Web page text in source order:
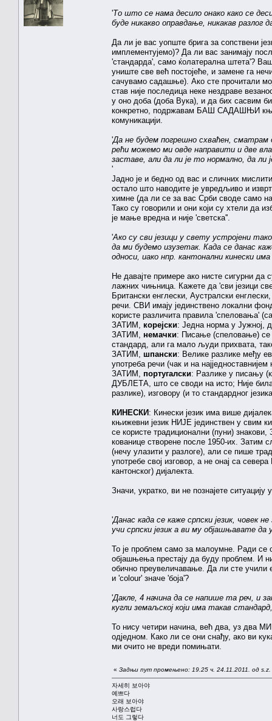
'То што се нама десило онако како се
буде никакво оправдање, никакав разлог
Да ли је вас уопште брига за сопствени
имплементујемо)? Да ли вас занимају
'стандарда', само ќолатерална штета'?
униште све већ постојеће, и замене га
сачувамо садашње). Ако сте прочитали
став није последица неке нездраве
у оно доба (доба Вука), и да бих сасвим
конкретно, подржавам БАШ САДАШЊИ
комуникацији.
'Да не будем погрешно схваћен, сматрам
рећи можемо ми овде направити и две
заставе, али да ли је то нормално, да
'
Јадно је и бедно од вас и сличних
остало што наводите је увредљиво и
химне (да ли се за вас Срби своде само
Тако су говорили и они који су хтели да
је мање вредна и није 'светска''.
'Ако су сви језици у свету устројени
да ми будемо изузетак. Када се данас
односи, иако нпр. кантонални кинески
Не давајте примере ако нисте сигурни
лажних чињница. Кажете да 'сви језици
Британски енглески, Аустралски
речи. СВИ имају јединствено локални
користе различита правила 'спеловања'
ЗАТИМ, корејски: Једна норма у Јужној,
ЗАТИМ, немачки: Писање (спеловање) се
стандард, али га мало људи прихвата,
ЗАТИМ, шпански: Велике разлике међу
употреба речи (чак и на
ЗАТИМ, португалски: Разлике у писању
ДУБЛЕТА, што се своди на исто; Није
разлике), изговору (и то стандардног
КИНЕСКИ: Кинески језик има више
књижевни језик НИЈЕ јединствен у свим
се користе традиционални (пуни)
кованице створене после 1950-их. Затим
(нечу улазити у разлоге), али се пише
употребе свој изговор, а не онај са
кантонског) дијалекта.
Значи, укратко, ви не познајете ситуацију
'Данас када се каже српски језик, човек
учи српски језик а ви му објашњавате
То је проблем само за малоумне. Ради се
објашњења престају да буду проблем. И
обично преувеличавање. Да ли сте учили
и 'colour' значе 'боја'?
'Дакле, 4 начина да се напише та реч, и
кугли земаљској који има такав
То нису четири начина, већ два, уз два
одједном. Како ли се они снађу, ако ви
ми очито не вреди помињати.
« Задњи пут промењено: 19.25 ч. 24.11.2011. од s.z.
자세히 보아야
예쁘다
오래 보아야
사랑스럽다
너도 그렇다